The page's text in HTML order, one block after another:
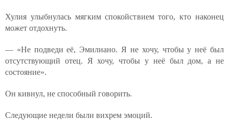
Хулия улыбнулась мягким спокойствием того, кто наконец
может отдохнуть.
— «Не подведи её, Эмилиано. Я не хочу, чтобы у неё был
отсутствующий отец. Я хочу, чтобы у неё был дом, а не
состояние».
Он кивнул, не способный говорить.
Следующие недели были вихрем эмоций.